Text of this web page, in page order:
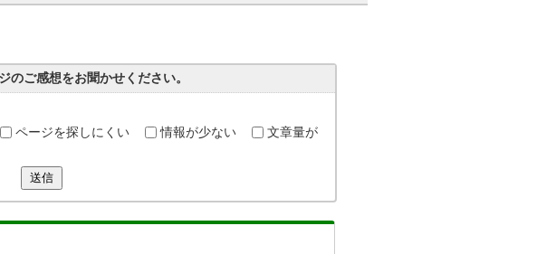
のご感想をお聞かせください。
ページを探しにくい 情報が少ない
文章量が
送信